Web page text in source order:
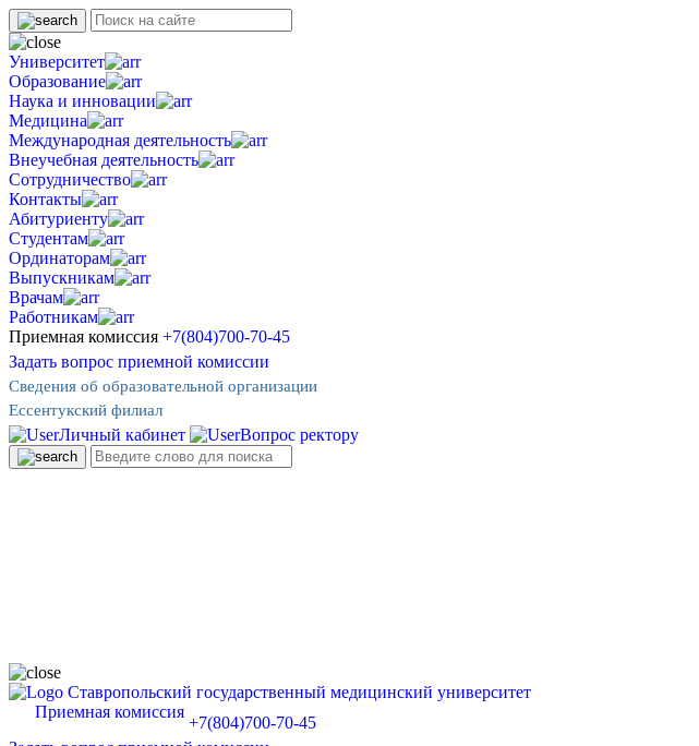
Университет
Образование
Наука и инновации
Медицина
Международная деятельность
Внеучебная деятельность
Сотрудничество
Контакты
Абитуриенту
Студентам
Ординаторам
Выпускникам
Врачам
Работникам
Приемная комиссия +7(804)700-70-45
Задать вопрос приемной комиссии
Сведения об образовательной организации
Ессентукский филиал
Личный кабинет Вопрос ректору
Ставропольский государственный медицинский университет
Приемная комиссия
+7(804)700-70-45